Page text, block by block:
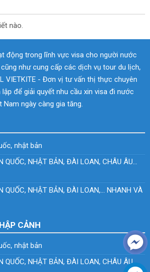
nào.
động trong lĩnh vực visa cho người nước
như cung cấp các dịch vụ tour du lịch,
VIETKITE - Đơn vị tư vấn thị thực chuyên
để giải quyết nhu cầu xin visa đi nước
ngày càng gia tăng.
nhật bản
QUỐC, NHẬT BẢN, ĐÀI LOAN, CHÂU ÂU…
QUỐC, NHẬT BẢN, ĐÀI LOAN,… NHANH VÀ
CẢNH
nhật bản
QUỐC, NHẬT BẢN, ĐÀI LOAN, CHÂU ÂU…